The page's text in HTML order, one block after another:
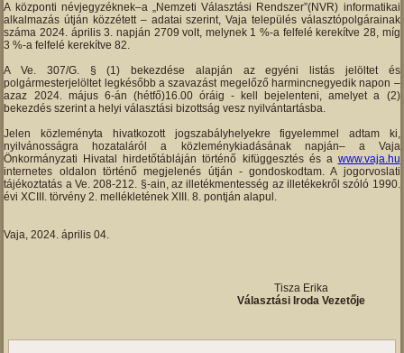
A központi névjegyzéknek–a „Nemzeti Választási Rendszer”(NVR) informatikai
alkalmazás útján közzétett – adatai szerint, Vaja település választópolgárainak
száma 2024. április 3. napján 2709 volt, melynek 1 %-a felfelé kerekítve 28, míg
3 %-a felfelé kerekítve 82.
A Ve. 307/G. § (1) bekezdése alapján az egyéni listás jelöltet és
polgármesterjelöltet legkésőbb a szavazást megelőző harmincnegyedik napon –
azaz 2024. május 6-án (hétfő)16.00 óráig - kell bejelenteni, amelyet a (2)
bekezdés szerint a helyi választási bizottság vesz nyilvántartásba.
Jelen közleményta hivatkozott jogszabályhelyekre figyelemmel adtam ki,
nyilvánosságra hozataláról a közleménykiadásának napján– a Vaja
Önkormányzati Hivatal hirdetőtábláján történő kifüggesztés és a www.vaja.hu
internetes oldalon történő megjelenés útján - gondoskodtam. A jogorvoslati
tájékoztatás a Ve. 208-212. §-ain, az illetékmentesség az illetékekről szóló 1990.
évi XCIII. törvény 2. mellékletének XIII. 8. pontján alapul.
Vaja, 2024. április 04.
Tisza Erika
Választási Iroda Vezetője